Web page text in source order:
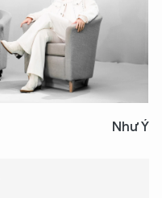
Như Ý